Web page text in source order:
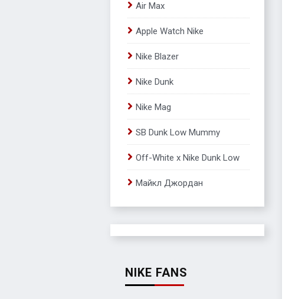
Air Max
Apple Watch Nike
Nike Blazer
Nike Dunk
Nike Mag
SB Dunk Low Mummy
Off-White x Nike Dunk Low
Майкл Джордан
NIKE FANS